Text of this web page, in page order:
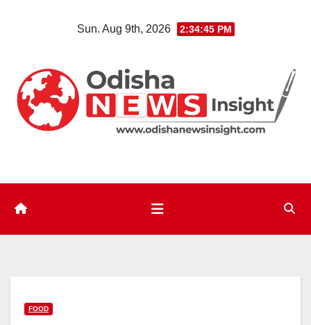
Sun. Aug 9th, 2026 2:34:46 PM
FOOD